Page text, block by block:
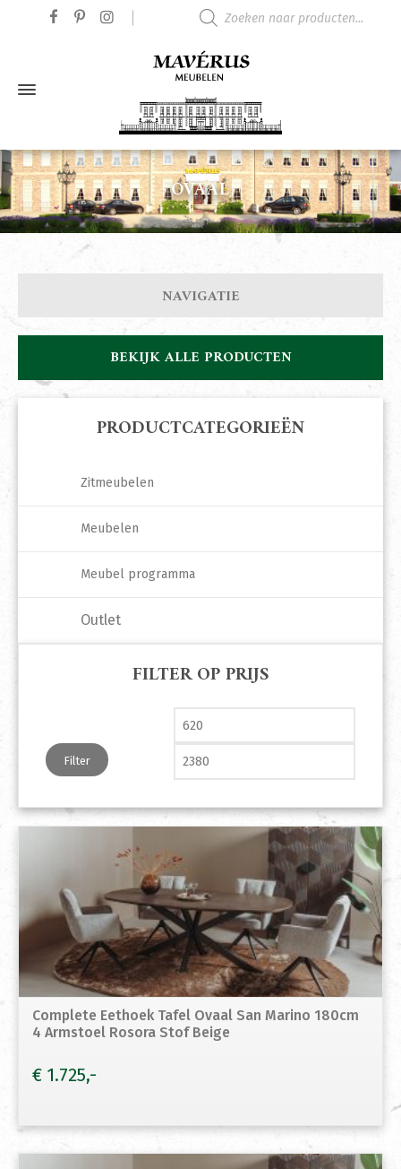
OVAAL
Complete Eethoek Tafel Ovaal San Marino 180cm
4 Armstoel Rosora Stof Beige
€ 1.725
NAVIGATIE
BEKIJK ALLE PRODUCTEN
PRODUCTCATEGORIEËN
Zitmeubelen
Meubelen
Meubel programma
Outlet
FILTER OP PRIJS
Min. prijs
Filter